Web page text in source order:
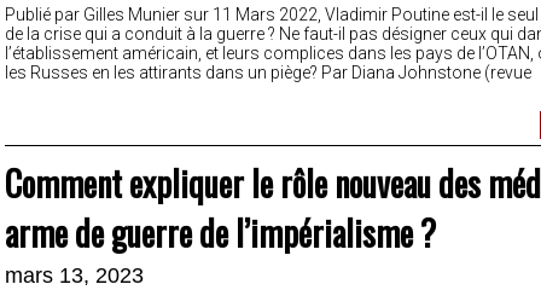
Publié par Gilles Munier sur 11 Mars 2022, Vladimir Poutine est-il le
de la crise qui a conduit à la guerre ? Ne faut-il pas désigner ceux qui
l’établissement américain, et leurs complices dans les pays de
les Russes en les attirants dans un piège? Par Diana Johnstone (revue
Comment expliquer le rôle nouveau des
arme de guerre de l’impérialisme ?
mars 13, 2023